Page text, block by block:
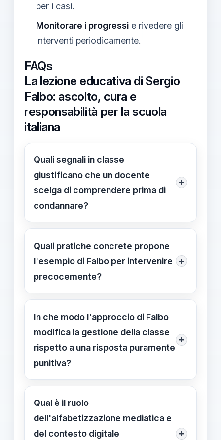
per i casi.
Monitorare i progressi e rivedere gli
interventi periodicamente.
FAQs
La lezione educativa di Sergio
Falbo: ascolto, cura e
responsabilità per la scuola
italiana
Quali segnali in classe
giustificano che un docente
scelga di comprendere prima di
condannare?
+
Segnali di fragilità emotiva o
comportamenti complessi che
potrebbero derivare da contesto
familiare o digitale richiedono un
persona dietro l'azione, non dalla
colpa.
Quali pratiche concrete propone
l'esempio di Falbo per intervenire
precocemente?
+
Osservazione mirata, ascolto attivo e
coinvolgimento di referenti di
supporto, inclusa la famiglia.
Interventi personalizzati mirano a
ricostruire fiducia e senso di
In che modo l'approccio di Falbo
modifica la gestione della classe
rispetto a una risposta puramente
punitiva?
+
L'approccio privilegia il contesto e la
persona, offrendo una gestione della
classe meno sanzionatoria e più
orientata al recupero e alla crescita.
Qual è il ruolo
dell'alfabetizzazione mediatica e
del contesto digitale
+